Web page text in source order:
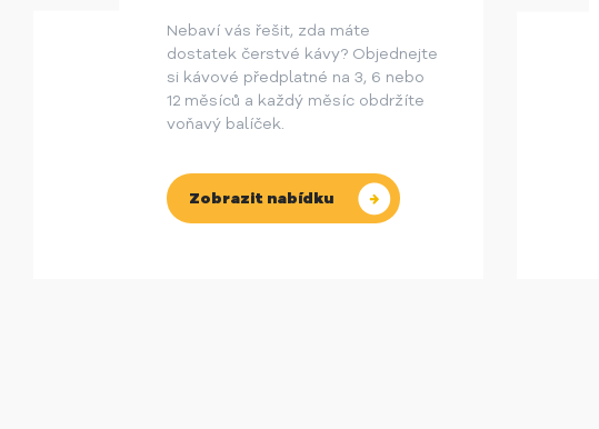
Nebaví vás řešit, zda máte
dostatek čerstvé kávy? Objednejte
si kávové předplatné na 3, 6 nebo
12 měsíců a každý měsíc obdržíte
voňavý balíček.
Zobrazit nabídku